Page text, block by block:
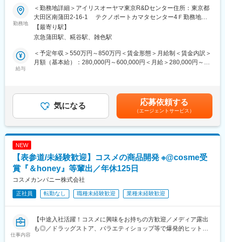
（１）商品開発のサイクルが早いため、ご自身が携わった商品が
市場に出やすい環境です。特に毎週月曜日に実施している製品開
発会議で自分のアイデアや企画が採用をされた場合は主担当とし
て、社内の各部門と連携をしながら販売まで結び付けていただき
ます。
（２）会社としても今後より力を入れていく分野で、入社後は今
までの専門性を活かした商品群に携わっていただきますが、将来
ホーム開発部はアイリスオーヤマグループの中で家電と照明以外
の幅広い領域の開発を行う部署になります。
ットティッシュなどの衛生用品や健康食品、家具やインテリア、
変更の範囲：本文参照
■採用背景：
アイリスオーヤマの主要商品である「生活用品」の強化を行うた
めに、ユーザー目線で情熱を持ってモノづくりを行ってくれる仲
間を募集します。
■期待すること（ミッション）：
お客様に付加価値を感じていただける商品を生み出していただく
ことです。
ペット用品の企画・デザイン・開発をお任せいたします。
製品の企画～設計～量産立ち上げまで一連の業務に携わっていく
ため、自分が考えたアイディアが形になるまで、見届けることが
・商品開発・設計
・量産立ち上げ
・ＯＥＭ開発
【開発可能性のある製品例】
・トイレタリー用品および消耗品
・ペットフード など
【変更の範囲：会社の定める業務】
勤務地
＜勤務地詳細＞アイリスオーヤマ東京R&Dセンター住所：東京都
大田区南蒲田2-16-1 テクノポートカマタセンター4Ｆ勤務地最
寄駅：京浜急行本線／京浜蒲田駅受動喫煙対策：屋内全面禁煙変
更の範囲：本文参照
【最寄り駅】
京急蒲田駅、糀谷駅、雑色駅
給与
＜予定年収＞550万円～850万円＜賃金形態＞月給制＜賃金内訳＞
月額（基本給）：280,000円～600,000円＜月給＞280,000円～
る可能性がございます。※休日出勤手当あり※リーダー職は固定残
業手当（50,000円／20～25h／超過分別途支給）※管理監督職は時
間外手当の対象外賃金はあくまでも目安の金額であり、選考を通
じて上下する可能性があります。月給(月額)は固定手当を含めた表
記です。
気になる 応募依頼する
（エージェントサービス）
NEW
【表参道/未経験歓迎】コスメの商品開発 ※@cosme受
賞『＆honey』等輩出／年休125日
コスメカンパニー株式会社
正社員 転勤なし 職種未経験歓迎 業種未経験歓迎
仕事内容
【中途入社活躍！コスメに興味をお持ちの方歓迎／メディア露出
も◎／ドラッグストア、バラエティショップ等で爆発的ヒット中